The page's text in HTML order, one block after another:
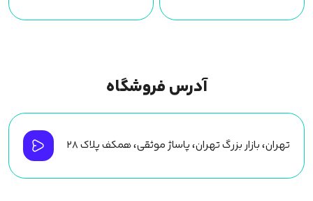
آدرس فروشگاه
تهران، بازار بزرگ تهران، پاساژ موثقی، همکف پلاک ۲۸